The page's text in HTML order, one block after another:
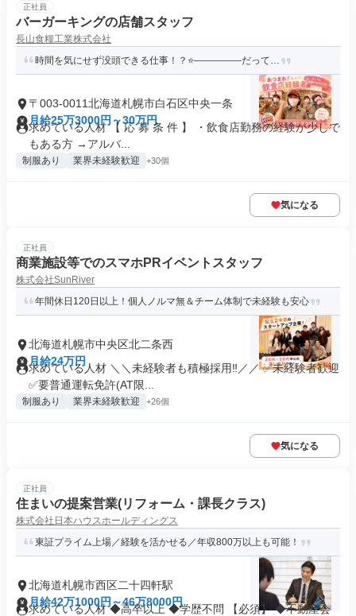
正社員
バーガーキングの店舗スタッフ
長山食糧工業株式会社
時間を気にせず没頭できる仕事！？⭐―――――だって…
〒003-0011北海道札幌市白石区中央一条
月給25万3000円～30万円
求めている人材 【 応 募 条 件 】 ・飲食店勤務の経験が少しで
もある方 →アルバ...
制服あり 業界未経験歓迎 +30個
気になる
正社員
商業施設等でのスマホPRイベントスタッフ
株式会社SunRiver
年間休日120日以上！個人ノルマ無＆チーム体制で未経験も安心
北海道札幌市中央区北二条西
月給24万円
求めている人材 ＼＼未経験者も積極採用‼／／ ✅未経験者歓迎
✅要普通運転免許(AT限...
制服あり 業界未経験歓迎 +26個
気になる
正社員
住まいの提案営業(リフォーム・課長クラス)
株式会社日本ハウスホールディングス
東証プライム上場／経験を活かせる／年収800万以上も可能！
北海道札幌市西区二十四軒駅
月給42万1000円～46万8000円
求めている人材 ◆高卒以上 ◆学歴不問 【必須】 ◆不動産会